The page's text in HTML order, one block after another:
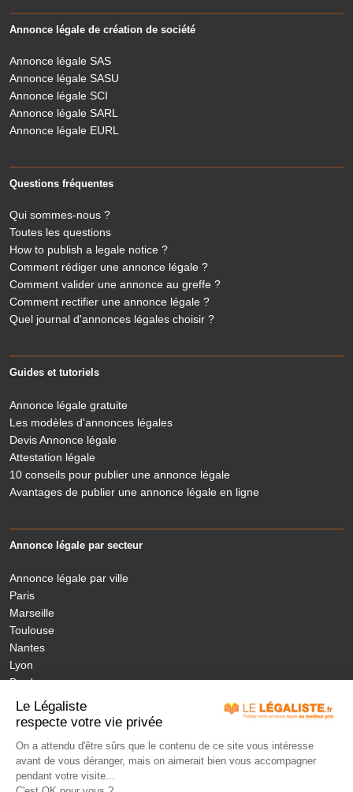
Le Légaliste
respecte votre vie privée
On a attendu d'être sûrs que le contenu de ce site vous intéresse
avant de vous déranger, mais on aimerait bien vous accompagner
pendant votre visite...
Annonce légale de création de société
Annonce légale SAS
Annonce légale SASU
Annonce légale SCI
Annonce légale SARL
Annonce légale EURL
Questions fréquentes
Qui sommes-nous ?
Toutes les questions
How to publish a legale notice ?
Comment rédiger une annonce légale ?
Comment valider une annonce au greffe ?
Comment rectifier une annonce légale ?
Quel journal d'annonces légales choisir ?
Guides et tutoriels
Annonce légale gratuite
Les modèles d'annonces légales
Devis Annonce légale
Attestation légale
10 conseils pour publier une annonce légale
Avantages de publier une annonce légale en ligne
Annonce légale par secteur
Annonce légale par ville
Paris
Marseille
Toulouse
Nantes
Lyon
Bordeaux
Nice
Annonces légales nouvelles régions
MON ANNONCE LEGALE LÉGISLATION
ANNONCES PUBLIÉES
JOURNAUX HABILITÉS